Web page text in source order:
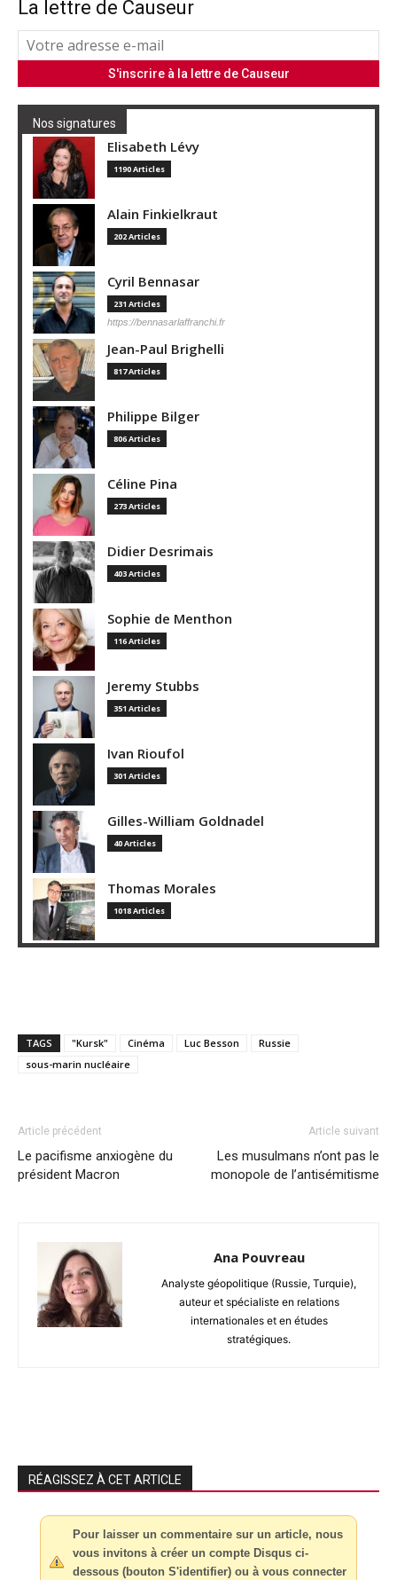
La lettre de Causeur
Nos signatures
Elisabeth Lévy
1190 Articles
Alain Finkielkraut
202 Articles
Cyril Bennasar
231 Articles
https://bennasarlaffranchi.fr
Jean-Paul Brighelli
817 Articles
Philippe Bilger
806 Articles
Céline Pina
273 Articles
Didier Desrimais
403 Articles
Sophie de Menthon
116 Articles
Jeremy Stubbs
351 Articles
Ivan Rioufol
301 Articles
Gilles-William Goldnadel
40 Articles
Thomas Morales
1018 Articles
TAGS "Kursk" Cinéma Luc Besson
Russie
sous-marin nucléaire
Article précédent
Le pacifisme anxiogène du
président Macron
Article suivant
Les musulmans n’ont pas le
monopole de l’antisémitisme
Ana Pouvreau
Analyste géopolitique (Russie, Turquie),
auteur et spécialiste en relations
internationales et en études
stratégiques.
RÉAGISSEZ À CET ARTICLE
Pour laisser un commentaire sur un article, nous
vous invitons à créer un compte Disqus ci-
dessous (bouton S'identifier) ou à vous connecter